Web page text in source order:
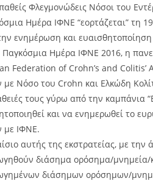
Φλεγμονώδεις Νόσοι του
Ημέρα ΙΦΝΕ “εορτάζεται” τη
ενημέρωση και
Παγκόσμια Ημέρα ΙΦΝΕ 2016, η
Federation of Crohn’s and Colitis’
Νόσο του Crohn και Ελκώδη
τους γύρω από την καμπάνια
και να ενημερωθεί το
με ΙΦΝΕ.
αυτής της εκστρατείας, με
διάσημα ορόσημα/μνημεία/
διάσημων ορόσημων/